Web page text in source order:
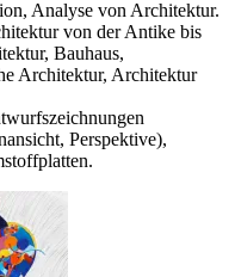
Analyse von Architektur.
von der Antike bis
Bauhaus,
Architektur, Architektur
Perspektive),